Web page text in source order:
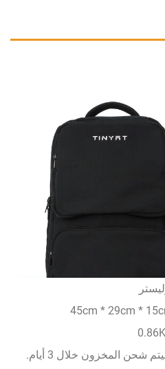
45cm *
خلال 3 أيام.